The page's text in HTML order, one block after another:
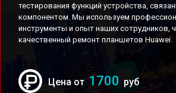
тестирования функций устройства,
компонентом. Мы используем
инструменты и опыт наших сотрудников,
качественный ремонт планшетов Huawei.
Цена от 1700 руб